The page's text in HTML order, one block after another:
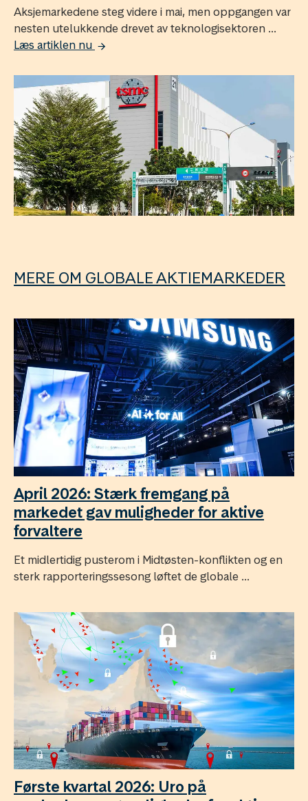
Aksjemarkedene steg videre i mai, men oppgangen var
nesten utelukkende drevet av teknologisektoren ...
Læs artiklen nu
MERE OM GLOBALE AKTIEMARKEDER
April 2026: Stærk fremgang på
markedet gav muligheder for aktive
forvaltere
Et midlertidig pusterom i Midtøsten-konflikten og en
sterk rapporteringssesong løftet de globale ...
Første kvartal 2026: Uro på